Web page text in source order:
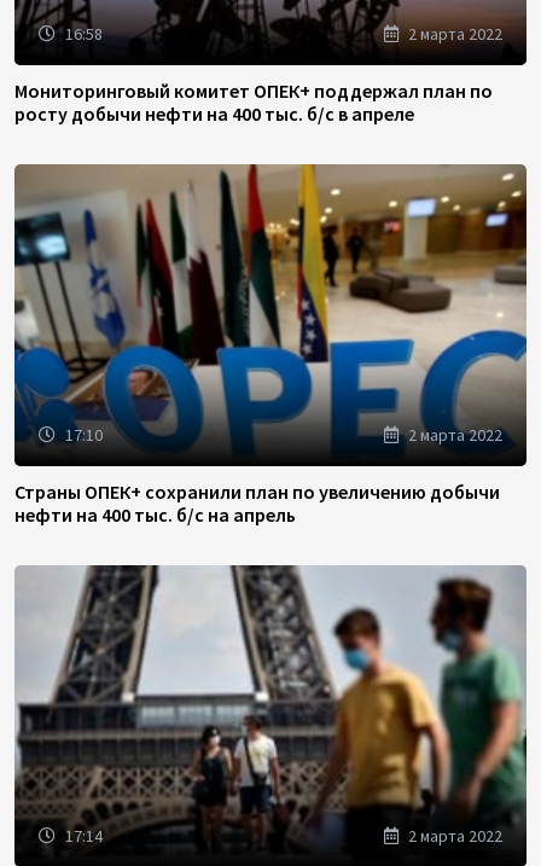
16:58 2 марта 2022
Мониторинговый комитет ОПЕК+ поддержал план по
росту добычи нефти на 400 тыс. б/с в апреле
17:10 2 марта 2022
Страны ОПЕК+ сохранили план по увеличению добычи
нефти на 400 тыс. б/с на апрель
17:14 2 марта 2022